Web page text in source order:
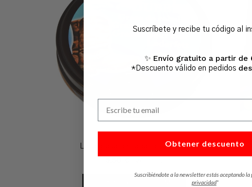
Lata grasa de caballo mediana
Suscríbete y recibe tu código al
✨ Envío gratuito a partir de
*Descuento válido en pedidos
Obtener descuento
Suscribiéndote a la newsletter estás aceptando la
privacidad*